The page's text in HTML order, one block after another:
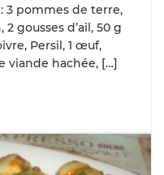
3 pommes de terre,
gousses d’ail, 50 g
Persil, 1 œuf,
viande hachée, […]